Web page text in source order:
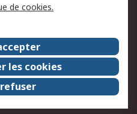
Evénements
Presse
Démarche RSE
RS Particuliers
de cookies.
les cookies